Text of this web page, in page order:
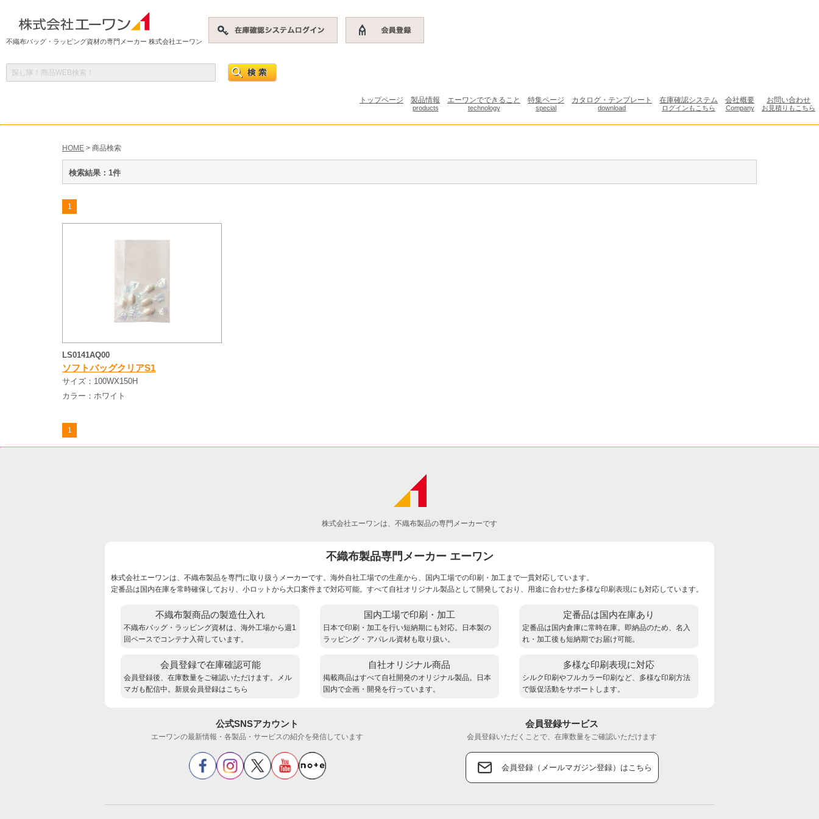
不織布バッグ・ラッピング資材の専門メーカー 株式会社エーワン
トップページ 製品情報
products
エーワンでできること
technology
特集ページ
special
カタログ・テンプレート
download
在庫確認システム
ログインもこちら
会社概要
Company
お問い合わせ
お見積りもこちら
HOME > 商品検索
検索結果：1件
1
LS0141AQ00
ソフトバッグクリアS1
サイズ： 100WX150H
カラー： ホワイト
1
株式会社エーワンは、不織布製品の専門メーカーです
不織布製品専門メーカー エーワン
株式会社エーワンは、不織布製品を専門に取り扱うメーカーです。海外自社工場での生産から、国内工場での印刷・加工まで一貫対応しています。
定番品は国内在庫を常時確保しており、小ロットから大口案件まで対応可能。すべて自社オリジナル製品として開発しており、用途に合わせた多様な印刷表現にも対応しています。
不織布製商品の製造仕入れ
不織布バッグ・ラッピング資材は、海外工場から週1
回ペースでコンテナ入荷しています。
国内工場で印刷・加工
日本で印刷・加工を行い短納期にも対応。日本製の
ラッピング・アパレル資材も取り扱い。
定番品は国内在庫あり
定番品は国内倉庫に常時在庫。即納品のため、名入
れ・加工後も短納期でお届け可能。
会員登録で在庫確認可能
会員登録後、在庫数量をご確認いただけます。メル
マガも配信中。新規会員登録はこちら
自社オリジナル商品
掲載商品はすべて自社開発のオリジナル製品。日本
国内で企画・開発を行っています。
多様な印刷表現に対応
シルク印刷やフルカラー印刷など、多様な印刷方法
で販促活動をサポートします。
公式SNSアカウント
エーワンの最新情報・各製品・サービスの紹介を発信しています
会員登録サービス
会員登録いただくことで、在庫数量をご確認いただけます
会員登録（メールマガジン登録）はこちら